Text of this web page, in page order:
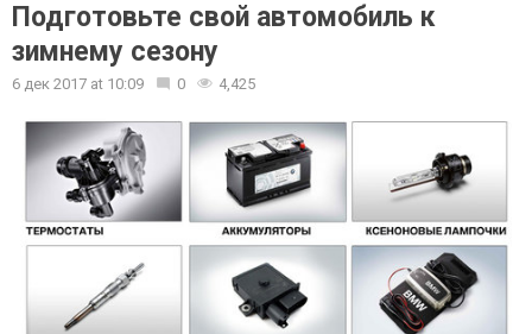
Подготовьте свой автомобиль к
зимнему сезону
6 дек 2017 at 10:09 0 4,425